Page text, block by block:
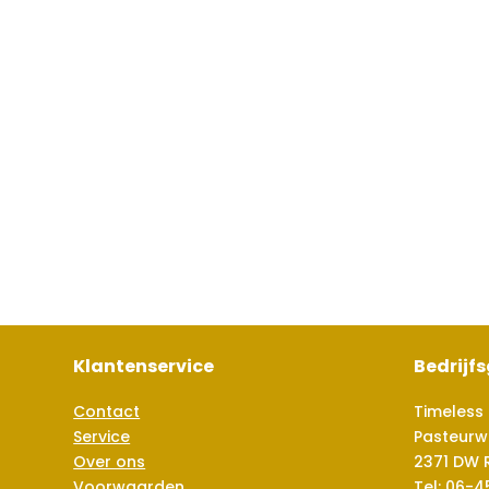
Klantenservice
Contact
Service
Over ons
Timeless
2371